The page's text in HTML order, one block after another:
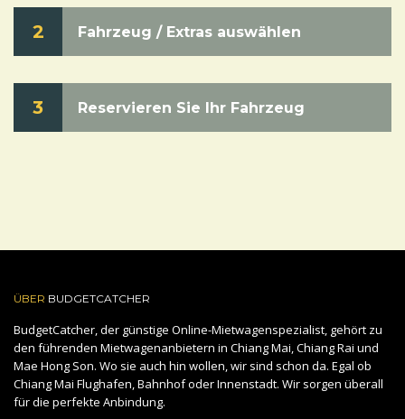
2 Fahrzeug / Extras auswählen
3 Reservieren Sie Ihr Fahrzeug
ÜBER BUDGETCATCHER
BudgetCatcher, der günstige Online-Mietwagenspezialist, gehört zu
den führenden Mietwagenanbietern in Chiang Mai, Chiang Rai und
Mae Hong Son. Wo sie auch hin wollen, wir sind schon da. Egal ob
Chiang Mai Flughafen, Bahnhof oder Innenstadt. Wir sorgen überall
für die perfekte Anbindung.